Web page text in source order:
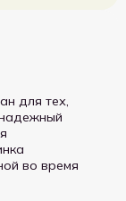
для тех,
во время